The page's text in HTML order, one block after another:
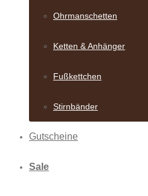
Ohrmanschetten
Ketten & Anhänger
Fußkettchen
Stirnbänder
Gutscheine
Sale